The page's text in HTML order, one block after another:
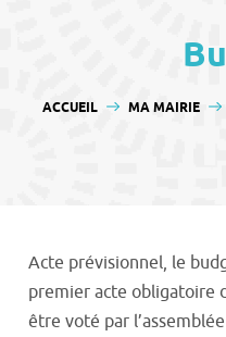
VOUS ÊTES ICI :
ACCUEIL MA MAIRIE
Acte prévisionnel, le
premier acte obligatoire
être voté par